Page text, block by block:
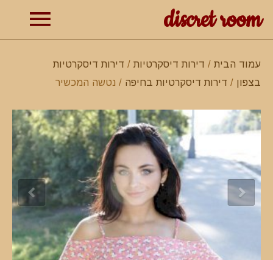
discret room
עמוד הבית / דירות דיסקרטיות / דירות דיסקרטיות
בצפון / דירות דיסקרטיות בחיפה / נטשה המכשיר